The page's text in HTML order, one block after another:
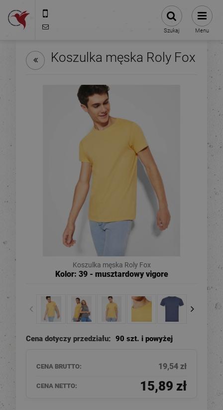
Szukaj Menu
Koszulka męska Roly Fox
Koszulka męska Roly Fox
Kolor: 39 - musztardowy vigore
Cena dotyczy przedziału: 90 szt. i powyżej
CENA BRUTTO: 19,54 zł
CENA NETTO: 15,89 zł